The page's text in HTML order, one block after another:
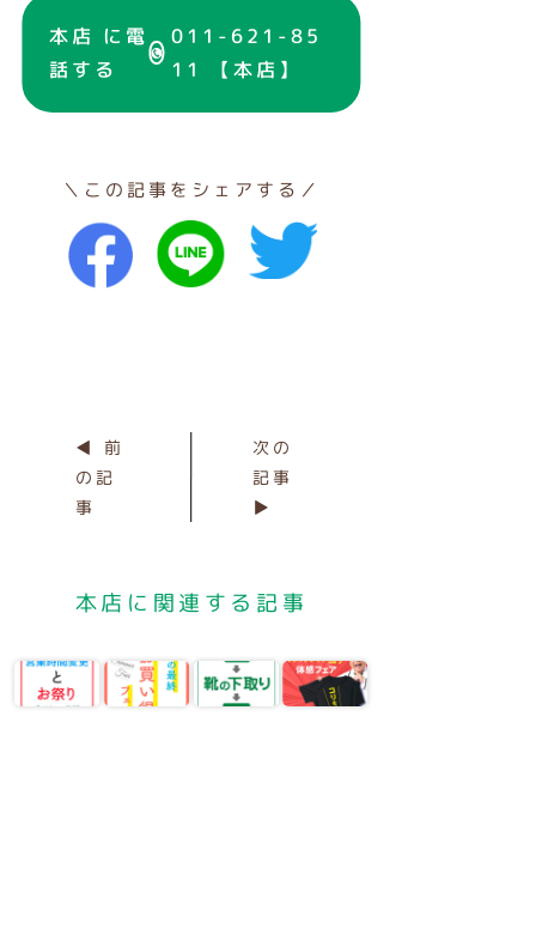
本店 に電
話する
011-621-85
11 【本店】
＼この記事をシェアする／
◀ 前
の記
事
次の
記事
▶
本店に関連する記事